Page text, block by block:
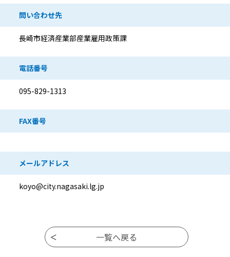
問い合わせ先
長崎市経済産業部産業雇用政策課
電話番号
095-829-1313
FAX番号
メールアドレス
koyo@city.nagasaki.lg.jp